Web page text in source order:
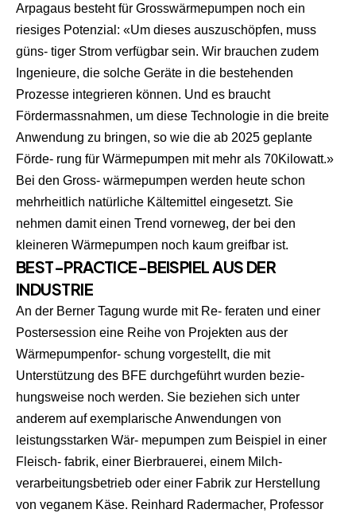
Arpagaus besteht für Grosswärmepumpen noch ein
riesiges Potenzial: «Um dieses auszuschöpfen, muss
güns- tiger Strom verfügbar sein. Wir brauchen zudem
Ingenieure, die solche Geräte in die bestehenden
Prozesse integrieren können. Und es braucht
Fördermassnahmen, um diese Technologie in die breite
Anwendung zu bringen, so wie die ab 2025 geplante
Förde- rung für Wärmepumpen mit mehr als 70Kilowatt.»
Bei den Gross- wärmepumpen werden heute schon
mehrheitlich natürliche Kältemittel eingesetzt. Sie
nehmen damit einen Trend vorneweg, der bei den
kleineren Wärmepumpen noch kaum greifbar ist.
BEST-PRACTICE-BEISPIEL AUS DER
INDUSTRIE
An der Berner Tagung wurde mit Re- feraten und einer
Postersession eine Reihe von Projekten aus der
Wärmepumpenfor- schung vorgestellt, die mit
Unterstützung des BFE durchgeführt wurden bezie-
hungsweise noch werden. Sie beziehen sich unter
anderem auf exemplarische Anwendungen von
leistungsstarken Wär- mepumpen zum Beispiel in einer
Fleisch- fabrik, einer Bierbrauerei, einem Milch-
verarbeitungsbetrieb oder einer Fabrik zur Herstellung
von veganem Käse. Reinhard Radermacher, Professor